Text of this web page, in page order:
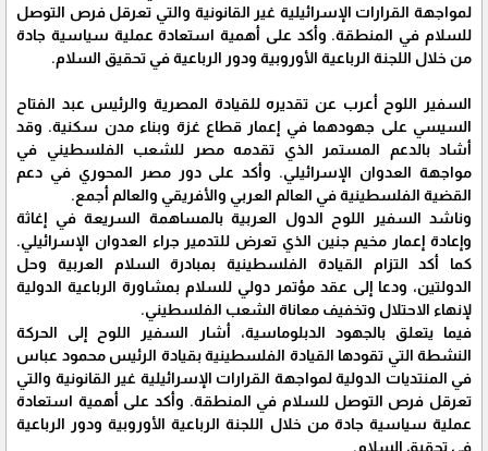
لمواجهة القرارات الإسرائيلية غير القانونية والتي تعرقل فرص التوصل
للسلام في المنطقة. وأكد على أهمية استعادة عملية سياسية جادة
من خلال اللجنة الرباعية الأوروبية ودور الرباعية في تحقيق السلام.
السفير اللوح أعرب عن تقديره للقيادة المصرية والرئيس عبد الفتاح
السيسي على جهودهما في إعمار قطاع غزة وبناء مدن سكنية. وقد
أشاد بالدعم المستمر الذي تقدمه مصر للشعب الفلسطيني في
مواجهة العدوان الإسرائيلي. وأكد على دور مصر المحوري في دعم
القضية الفلسطينية في العالم العربي والأفريقي والعالم أجمع.
وناشد السفير اللوح الدول العربية بالمساهمة السريعة في إغاثة
وإعادة إعمار مخيم جنين الذي تعرض للتدمير جراء العدوان الإسرائيلي.
كما أكد التزام القيادة الفلسطينية بمبادرة السلام العربية وحل
الدولتين، ودعا إلى عقد مؤتمر دولي للسلام بمشاورة الرباعية الدولية
لإنهاء الاحتلال وتخفيف معاناة الشعب الفلسطيني.
فيما يتعلق بالجهود الدبلوماسية، أشار السفير اللوح إلى الحركة
النشطة التي تقودها القيادة الفلسطينية بقيادة الرئيس محمود عباس
في المنتديات الدولية لمواجهة القرارات الإسرائيلية غير القانونية والتي
تعرقل فرص التوصل للسلام في المنطقة. وأكد على أهمية استعادة
عملية سياسية جادة من خلال اللجنة الرباعية الأوروبية ودور الرباعية
في تحقيق السلام.